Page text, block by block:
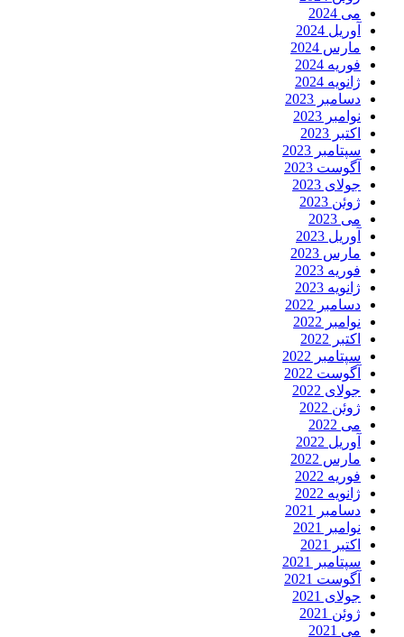
می 2024
آوریل 2024
مارس 2024
فوریه 2024
ژانویه 2024
دسامبر 2023
نوامبر 2023
اکتبر 2023
سپتامبر 2023
آگوست 2023
جولای 2023
ژوئن 2023
می 2023
آوریل 2023
مارس 2023
فوریه 2023
ژانویه 2023
دسامبر 2022
نوامبر 2022
اکتبر 2022
سپتامبر 2022
آگوست 2022
جولای 2022
ژوئن 2022
می 2022
آوریل 2022
مارس 2022
فوریه 2022
ژانویه 2022
دسامبر 2021
نوامبر 2021
اکتبر 2021
سپتامبر 2021
آگوست 2021
جولای 2021
ژوئن 2021
می 2021